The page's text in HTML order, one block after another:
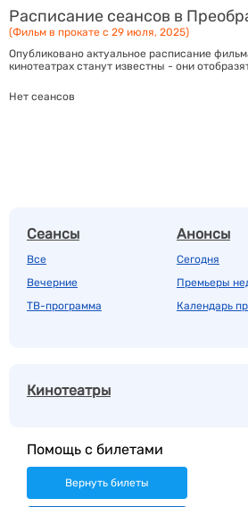
Расписание сеансов в
(Фильм в прокате с 29 июля, 2025)
Опубликовано актуальное расписание
кинотеатрах станут известны - они
Нет сеансов
Сеансы
Все
Вечерние
ТВ-программа
Анонсы
Сегодня
Премьеры
Календарь
Кинотеатры
Помощь с билетами
Вернуть билеты